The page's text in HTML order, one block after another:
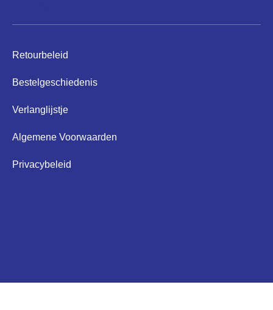
Retourbeleid
Bestelgeschiedenis
Verlanglijstje
Algemene Voorwaarden
Privacybeleid